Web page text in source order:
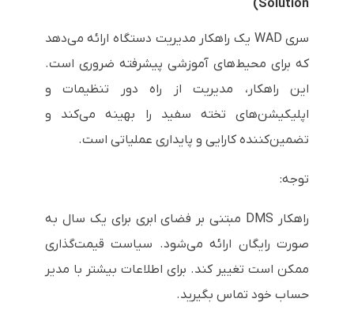
Solution)
سری WAD یک راهکار مدیریت دستگاه ارائه می‌دهد
که برای محیط‌های آموزشی پیشرفته ضروری است.
این راهکار، مدیریت از راه دور تنظیمات و
اپلیکیشن‌های تخته سفید را بهینه می‌کند و
تضمین‌کننده کارایی و پایداری عملیاتی است.
توجه:
راهکار DMS مبتنی بر فضای ابری برای یک سال به
صورت رایگان ارائه می‌شود. سیاست قیمت‌گذاری
ممکن است تغییر کند. برای اطلاعات بیشتر با مدیر
حساب خود تماس بگیرید.